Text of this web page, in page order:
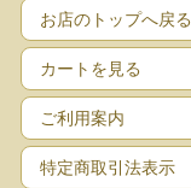
お店のトップへ戻る
カートを見る
ご利用案内
特定商取引法表示